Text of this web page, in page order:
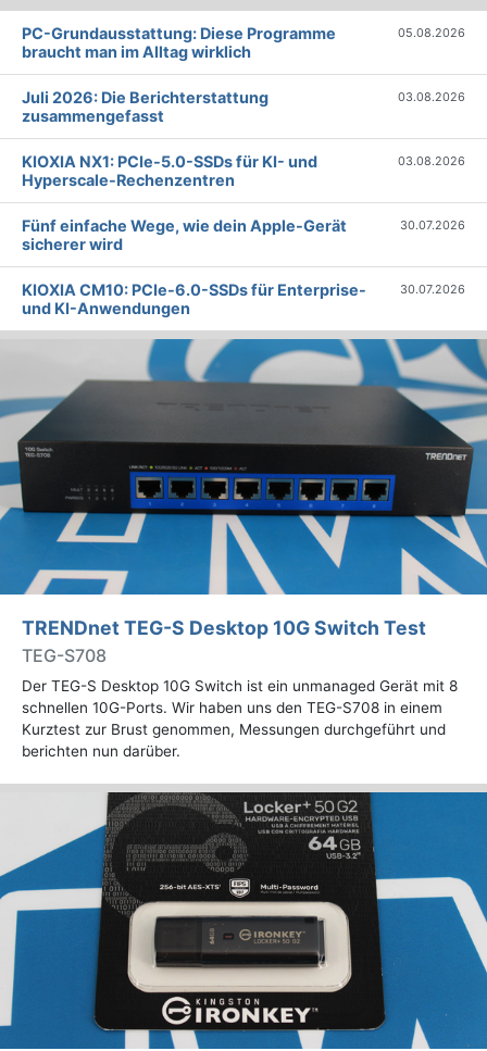
PC-Grundausstattung: Diese Programme
braucht man im Alltag wirklich
05.08.2026
Juli 2026: Die Bericht­erstattung
zusammengefasst
03.08.2026
KIOXIA NX1: PCIe-5.0-SSDs für KI- und
Hyperscale-Rechenzentren
03.08.2026
Fünf einfache Wege, wie dein Apple-Gerät
sicherer wird
30.07.2026
KIOXIA CM10: PCIe-6.0-SSDs für Enterprise-
und KI-Anwendungen
30.07.2026
TRENDnet TEG-S Desktop 10G Switch Test
TEG-S708
Der TEG-S Desktop 10G Switch ist ein unmanaged Gerät mit 8
schnellen 10G-Ports. Wir haben uns den TEG-S708 in einem
Kurztest zur Brust genommen, Messungen durchgeführt und
berichten nun darüber.